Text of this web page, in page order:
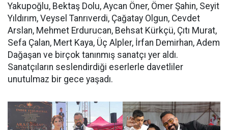
Yakupoğlu, Bektaş Dolu, Aycan Öner, Ömer Şahin, Seyit
Yıldırım, Veysel Tanrıverdi, Çağatay Olgun, Cevdet
Arslan, Mehmet Erdurucan, Behsat Kürkçü, Çıtı Murat,
Sefa Çalan, Mert Kaya, Üç Alpler, İrfan Demirhan, Adem
Dağaşan ve birçok tanınmış sanatçı yer aldı.
Sanatçıların seslendirdiği eserlerle davetliler
unutulmaz bir gece yaşadı.